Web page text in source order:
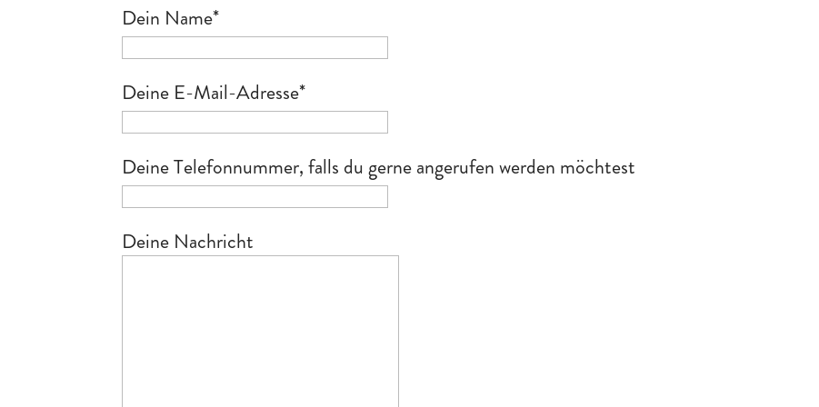
Dein Name*
Deine E-Mail-Adresse*
Deine Telefonnummer, falls du gerne angerufen werden möchtest
Deine Nachricht